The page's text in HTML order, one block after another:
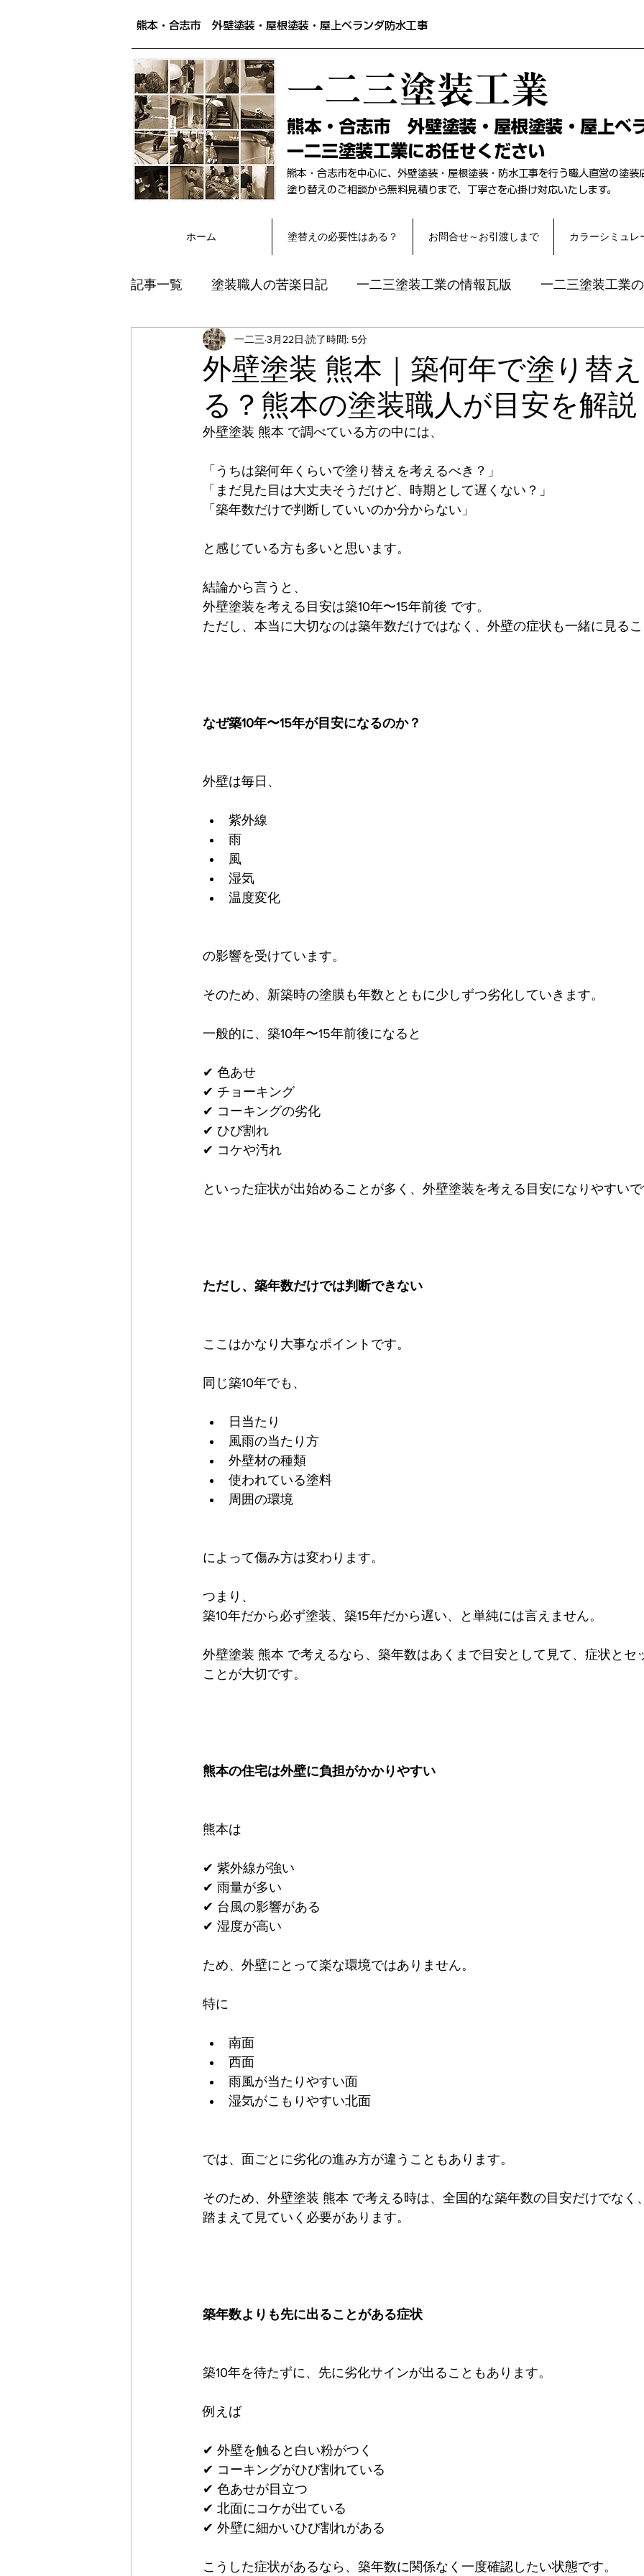
熊本・合志市 外壁塗装・屋根塗装・屋上ベランダ防水工事
一二三塗装工業
熊本・合志市 外壁塗装・屋根塗装・屋上ベ
一二三塗装工業にお任せください
熊本・合志市を中心に、外壁塗装・屋根塗装・防水工事を行う職人直営の塗装
​塗り替えのご相談から無料見積りまで、丁寧さを心掛け対応いたします。
ホーム 塗替えの必要性はある？ お問合せ～お引渡しまで カラーシミュレ
記事一覧 塗装職人の苦楽日記 一二三塗装工業の情報瓦版 一二三塗装工業
施工事例 お知らせ タキロン張り替え
シーリング工事 補修工事 テナント塗装工事 洗浄工事 フロアタイ
玄関塗装 屋根下塗り 屋根上塗り 遮熱塗装
外壁塗装 熊本｜築何年で塗り替
る？熊本の塗装職人が目安を解説
一二三 3月22日 読了時間: 5分
外壁塗装 熊本 で調べている方の中には、
「うちは築何年くらいで塗り替えを考えるべき？」
「まだ見た目は大丈夫そうだけど、時期として遅くない？」
「築年数だけで判断していいのか分からない」
と感じている方も多いと思います。
結論から言うと、
外壁塗装を考える目安は築10年〜15年前後 です。
ただし、本当に大切なのは築年数だけではなく、外壁の症状も一緒に見る
なぜ築10年〜15年が目安になるのか？
外壁は毎日、
紫外線
雨
風
湿気
温度変化
の影響を受けています。
そのため、新築時の塗膜も年数とともに少しずつ劣化していきます。
一般的に、築10年〜15年前後になると
✔ 色あせ
✔ チョーキング
✔ コーキングの劣化
✔ ひび割れ
✔ コケや汚れ
といった症状が出始めることが多く、外壁塗装を考える目安になりやすい
ただし、築年数だけでは判断できない
ここはかなり大事なポイントです。
同じ築10年でも、
日当たり
風雨の当たり方
外壁材の種類
使われている塗料
周囲の環境
によって傷み方は変わります。
つまり、
築10年だから必ず塗装、築15年だから遅い、と単純には言えません。
外壁塗装 熊本 で考えるなら、築年数はあくまで目安として見て、症状とセ
ことが大切です。
熊本の住宅は外壁に負担がかかりやすい
熊本は
✔ 紫外線が強い
✔ 雨量が多い
✔ 台風の影響がある
✔ 湿度が高い
ため、外壁にとって楽な環境ではありません。
特に
南面
西面
雨風が当たりやすい面
湿気がこもりやすい北面
では、面ごとに劣化の進み方が違うこともあります。
そのため、外壁塗装 熊本 で考える時は、全国的な築年数の目安だけでなく
踏まえて見ていく必要があります。
築年数よりも先に出ることがある症状
築10年を待たずに、先に劣化サインが出ることもあります。
例えば
✔ 外壁を触ると白い粉がつく
✔ コーキングがひび割れている
✔ 色あせが目立つ
✔ 北面にコケが出ている
✔ 外壁に細かいひび割れがある
こうした症状があるなら、築年数に関係なく一度確認したい状態です。